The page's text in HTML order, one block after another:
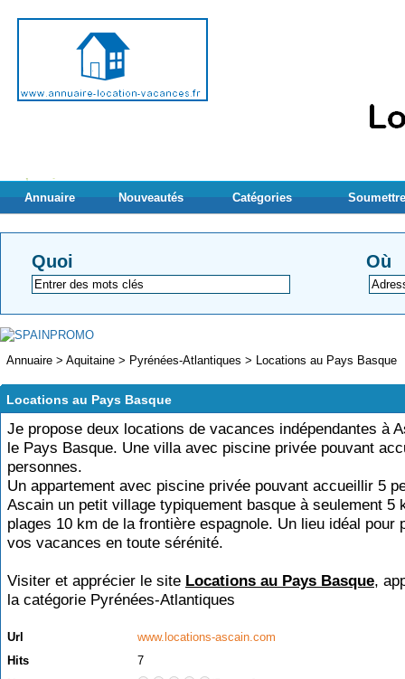
Annuaire Nouveautés Catégories
Quoi Où
Annuaire > Aquitaine > Pyrénées-Atlantiques > Locations au Pays Basque
Locations au Pays Basque
Je propose deux locations de vacances indépendantes à
le Pays Basque. Une villa avec piscine privée pouvant
personnes.
Un appartement avec piscine privée pouvant accueillir 5
Ascain un petit village typiquement basque à seulement 5
plages 10 km de la frontière espagnole. Un lieu idéal pour
vos vacances en toute sérénité.
Visiter et apprécier le site Locations au Pays Basque,
la catégorie Pyrénées-Atlantiques
Url
www.locations-ascain.com
Hits
7